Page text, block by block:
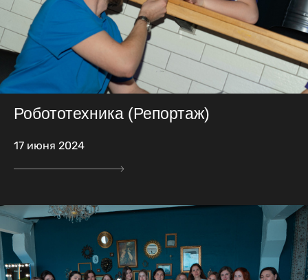
Робототехника (Репортаж)
17 июня 2024